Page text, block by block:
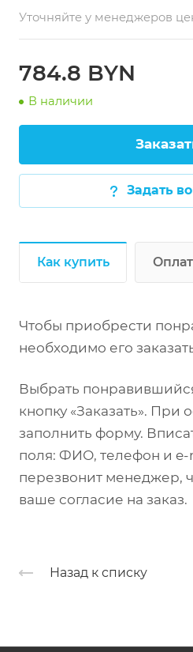
Особенности:
сплошная полка
изготовления со
(опционально)
Уточняйте у менеджеров
784.8 BYN
В наличии
Задать
Как купить
Чтобы приобрести
необходимо его
Выбрать
кнопку «Заказать». При
заполнить форму.
поля: ФИО, телефон и e-
перезвонит менеджер,
ваше согласие на заказ.
Назад к списку